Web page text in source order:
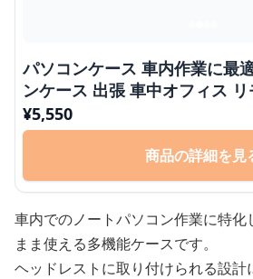
パソコンケース 車内作業に最
ンケース 出張 車中オフ
¥5,550
商品の詳細を見
車内でのノートパソコン作業に特化
まま使える多機能ケースです。
ヘッドレストに取り付けられる設計